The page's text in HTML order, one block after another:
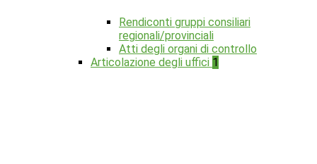
Rendiconti gruppi consiliari
regionali/provinciali
Atti degli organi di controllo
Articolazione degli uffici 1